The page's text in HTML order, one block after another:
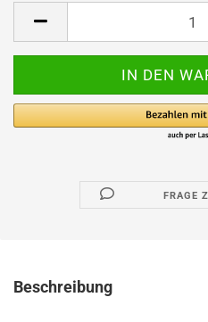
FRAGE
Beschreibung